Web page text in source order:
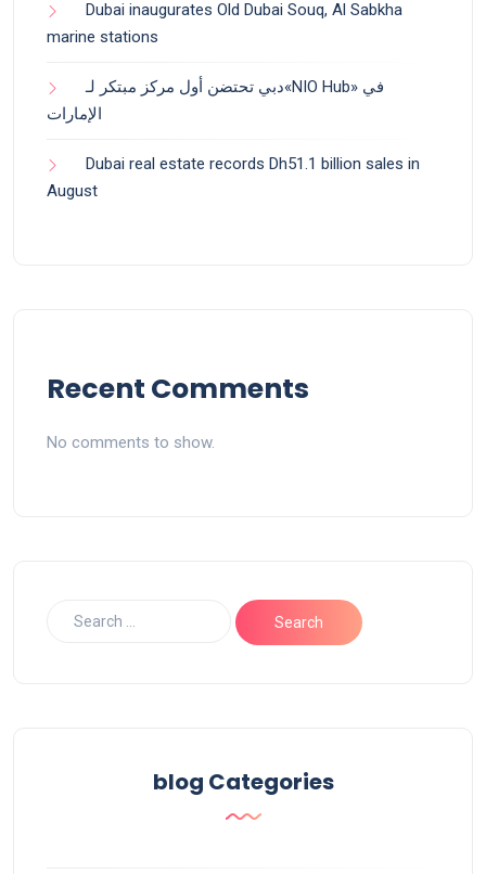
Dubai inaugurates Old Dubai Souq, Al Sabkha
marine stations
دبي تحتضن أول مركز مبتكر لـ«NIO Hub» في
الإمارات
Dubai real estate records Dh51.1 billion sales in
August
Recent Comments
No comments to show.
blog Categories